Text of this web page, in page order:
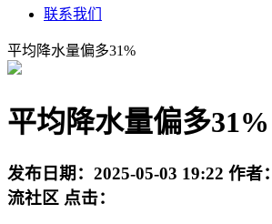
联系我们
平均降水量偏多31%
平均降水量偏多31%
发布日期： 2025-05-03 19:22 作者：
流社区 点击：